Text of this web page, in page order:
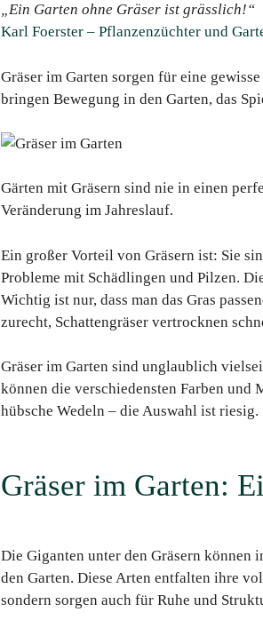
„Ein Garten ohne Gräser ist grässlich!“
Karl Foerster – Pflanzenzüchter und
Gräser im Garten sorgen für eine
bringen Bewegung in den Garten, das
Gärten mit Gräsern sind nie in einen
Veränderung im Jahreslauf.
Ein großer Vorteil von Gräsern ist: Sie
Probleme mit Schädlingen und Pilzen.
Wichtig ist nur, dass man das Gras
zurecht, Schattengräser vertrocknen
Gräser im Garten sind unglaublich
können die verschiedensten Farben und
hübsche Wedeln – die Auswahl ist riesig.
Gräser im Garten:
Die Giganten unter den Gräsern
den Garten. Diese Arten entfalten ihre
sondern sorgen auch für Ruhe und